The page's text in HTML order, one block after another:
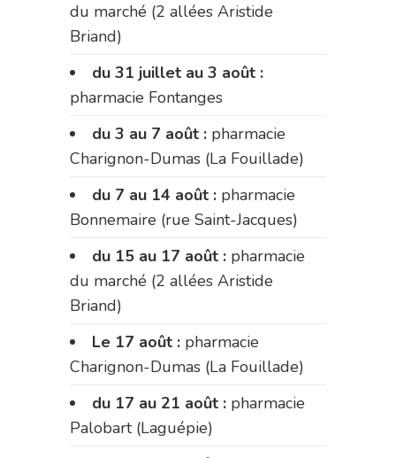
du marché (2 allées Aristide
Briand)
du 31 juillet au 3 août :
pharmacie Fontanges
du 3 au 7 août : pharmacie
Charignon-Dumas (La Fouillade)
du 7 au 14 août : pharmacie
Bonnemaire (rue Saint-Jacques)
du 15 au 17 août : pharmacie
du marché (2 allées Aristide
Briand)
Le 17 août : pharmacie
Charignon-Dumas (La Fouillade)
du 17 au 21 août : pharmacie
Palobart (Laguépie)